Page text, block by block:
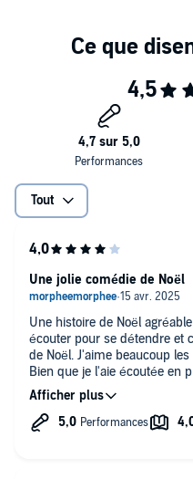
Tout
Une histoire de Noël
écouter pour se détendre et
de Noël. J'aime beaucoup
Bien que je l'aie écoutée en
en période hivernale ;-)
Une jolie comédie de Noël